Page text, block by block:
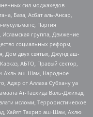
сил моджахедов
База, Асбат аль-Ансар,
мусульмане, Партия
группа, Движение
социальных реформ,
Дом двух святых, Джунд аш-
АБТО, Правый сектор,
Ахль аш-Шам, Народное
Аджр от Аллаха Субхану уа
Ат-Тавхида Валь-Джихад,
исломи, Террористическое
Хайят Тахрир аш-Шам, Ахлю